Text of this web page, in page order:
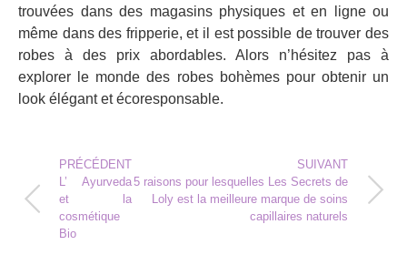
trouvées dans des magasins physiques et en ligne ou
même dans des fripperie, et il est possible de trouver des
robes à des prix abordables. Alors n’hésitez pas à
explorer le monde des robes bohèmes pour obtenir un
look élégant et écoresponsable.
PRÉCÉDENT
L’ Ayurveda
et la
cosmétique
Bio
SUIVANT
5 raisons pour lesquelles Les Secrets de
Loly est la meilleure marque de soins
capillaires naturels